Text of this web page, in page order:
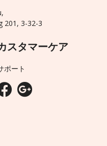
201, 3-32-3
スタマーケア
ポート